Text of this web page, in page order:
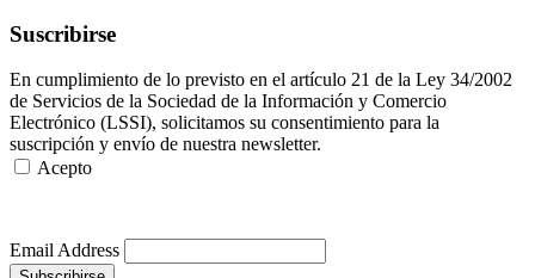
Suscribirse
En cumplimiento de lo previsto en el artículo 21 de la Ley 34/2002
de Servicios de la Sociedad de la Información y Comercio
Electrónico (LSSI), solicitamos su consentimiento para la
suscripción y envío de nuestra newsletter.
Acepto
Email Address